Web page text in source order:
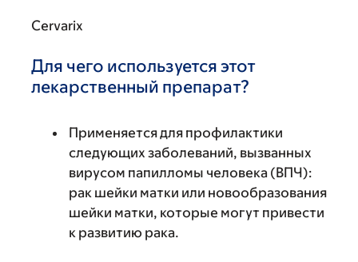
Cervarix
Для чего используется этот
лекарственный препарат?
Применяется для профилактики
следующих заболеваний, вызванных
вирусом папилломы человека (ВПЧ):
рак шейки матки или новообразования
шейки матки, которые могут привести
к развитию рака.